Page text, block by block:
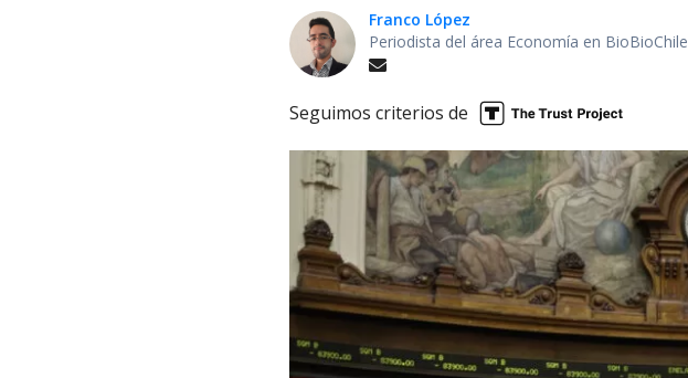
Franco López
Periodista del área Economía en BioBioChile
Seguimos criterios de